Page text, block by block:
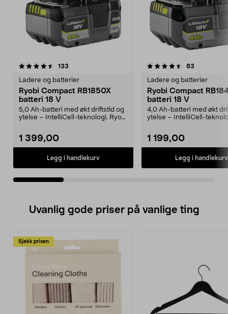
133
Ladere og batterier
Ryobi Compact RB1850X
batteri 18 V
5,0 Ah-batteri med økt driftstid og
ytelse – IntelliCell-teknologi. Ryobi
1 399,00
Legg i handlekurv
4.5av 5 stjerner 83
Ladere og batterier
Ryobi Compact
batteri 18 V
4,0 Ah-batteri med økt
ytelse – IntelliCell-
1 199,00
Legg i handlekurv
4.5av 5 stjerner
Uvanlig gode priser på vanlige ting
Sjekk prisen